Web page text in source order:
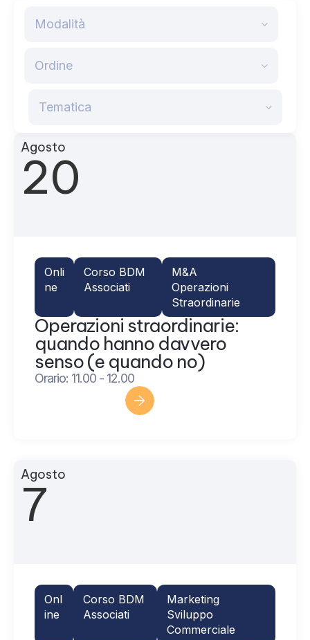
Modalità
Ordine
Tematica
Agosto
20
Onli
ne
Corso BDM
Associati
M&A
Operazioni
Straordinarie
Operazioni straordinarie:
quando hanno davvero
senso (e quando no)
Orario: 11.00 - 12.00
Agosto
7
Onl
ine
Corso BDM
Associati
Marketing
Sviluppo
Commerciale